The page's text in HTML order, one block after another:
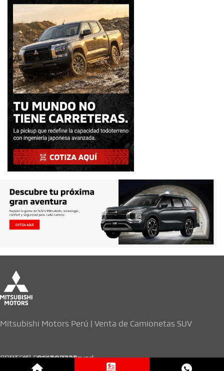
Mitsubishi Motors Perú | Venta de Camionetas SUV
2026. All Rights Reserved.
CENTRAL:016307225